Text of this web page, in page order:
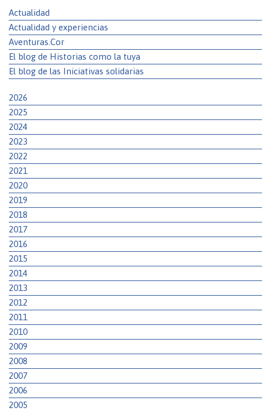
Actualidad
Actualidad y experiencias
Aventuras.Cor
El blog de Historias como la tuya
El blog de las Iniciativas solidarias
2026
2025
2024
2023
2022
2021
2020
2019
2018
2017
2016
2015
2014
2013
2012
2011
2010
2009
2008
2007
2006
2005